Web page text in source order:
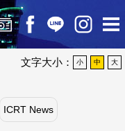
文字大小： 小 中 大
ICRT News